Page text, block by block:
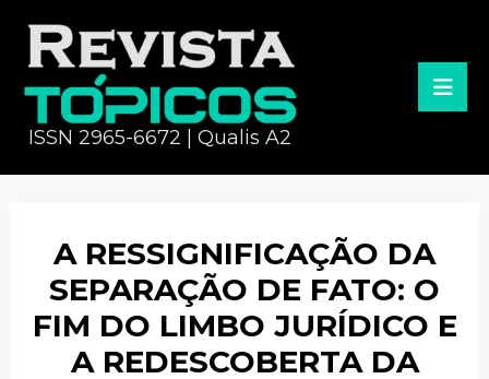
ISSN 2965-6672 | Qualis A2
A RESSIGNIFICAÇÃO DA
SEPARAÇÃO DE FATO: O
FIM DO LIMBO JURÍDICO E
A REDESCOBERTA DA